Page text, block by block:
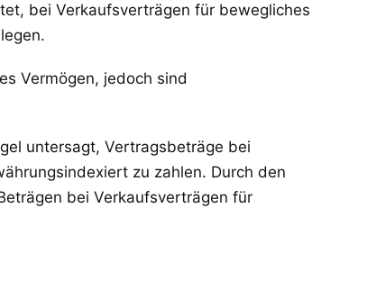
bei Verkaufsverträgen für bewegliches
Vermögen, jedoch sind
untersagt, Vertragsbeträge bei
zu zahlen. Durch den
bei Verkaufsverträgen für